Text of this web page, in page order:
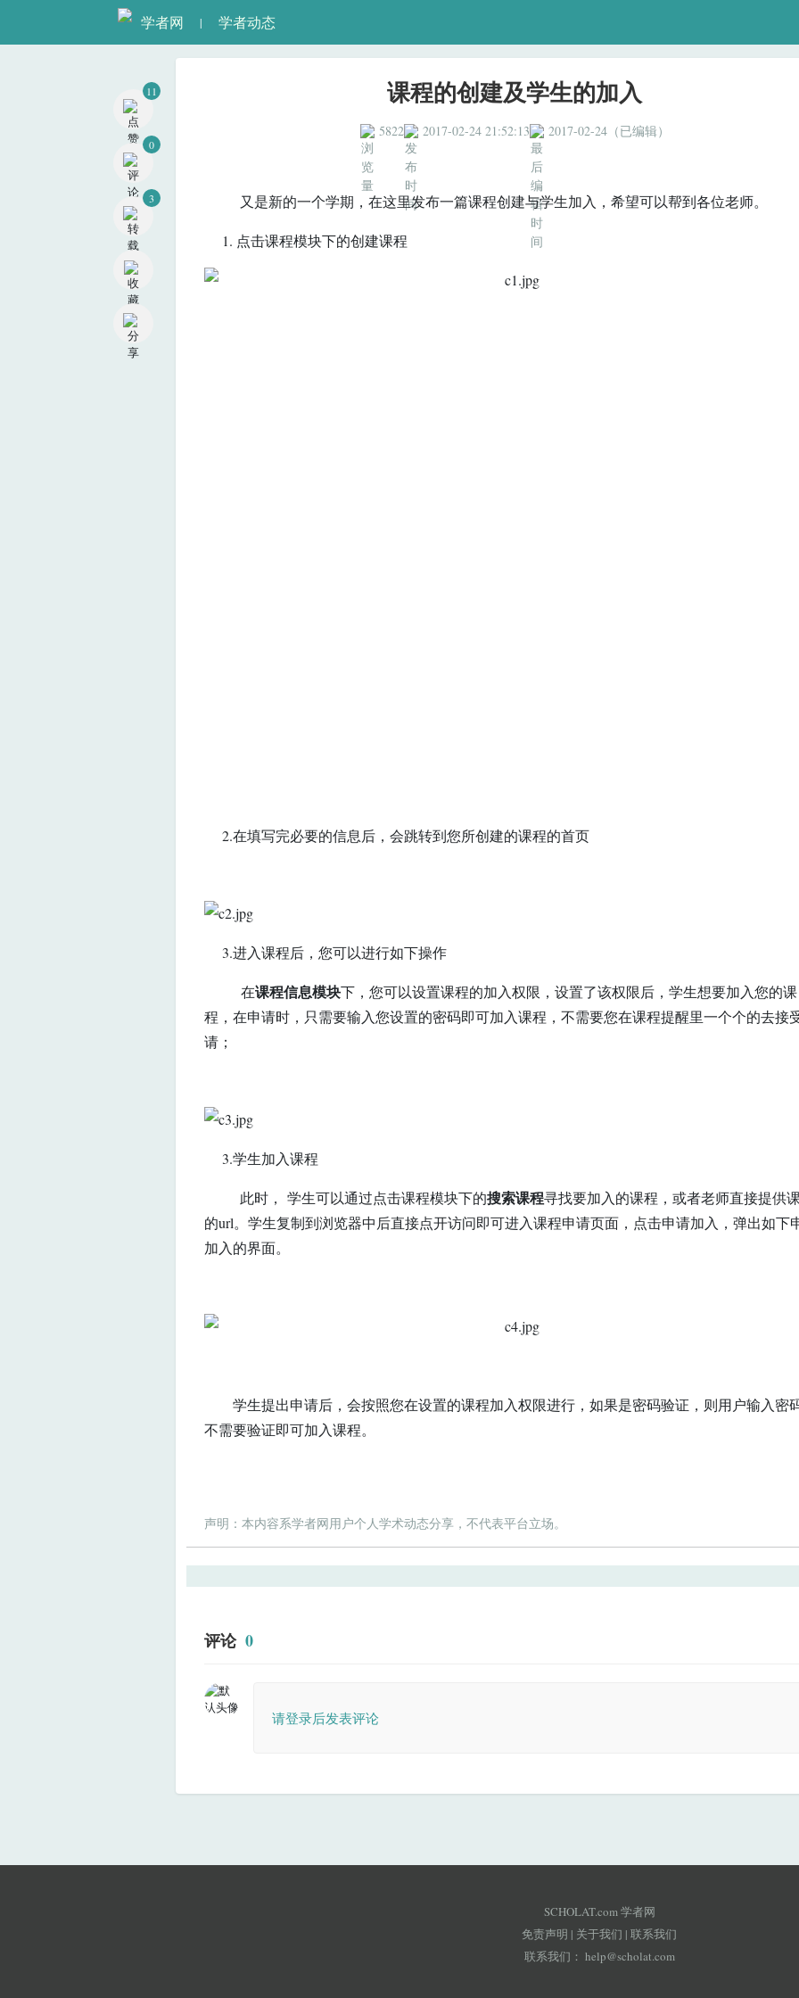
学者网 | 学者动态
课程的创建及学生的加入
5822 2017-02-24 21:52:13 2017-02-24（已编辑）
又是新的一个学期，在这里发布一篇课程创建与学生加入，希望可以帮到各位老师。
1. 点击课程模块下的创建课程
2.在填写完必要的信息后，会跳转到您所创建的课程的首页
3.进入课程后，您可以进行如下操作
在课程信息模块下，您可以设置课程的加入权限，设置了该权限后，学生想要加入您的课
程，在申请时，只需要输入您设置的密码即可加入课程，不需要您在课程提醒里一个个的去接
请；
3.学生加入课程
此时， 学生可以通过点击课程模块下的搜索课程寻找要加入的课程，或者老师直接提供
的url。学生复制到浏览器中后直接点开访问即可进入课程申请页面，点击申请加入，弹出如下
加入的界面。
学生提出申请后，会按照您在设置的课程加入权限进行，如果是密码验证，则用户输入密
不需要验证即可加入课程。
声明：本内容系学者网用户个人学术动态分享，不代表平台立场。
评论 0
请登录后发表评论
SCHOLAT.com 学者网
免责声明 | 关于我们 | 联系我们
联系我们： help@scholat.com